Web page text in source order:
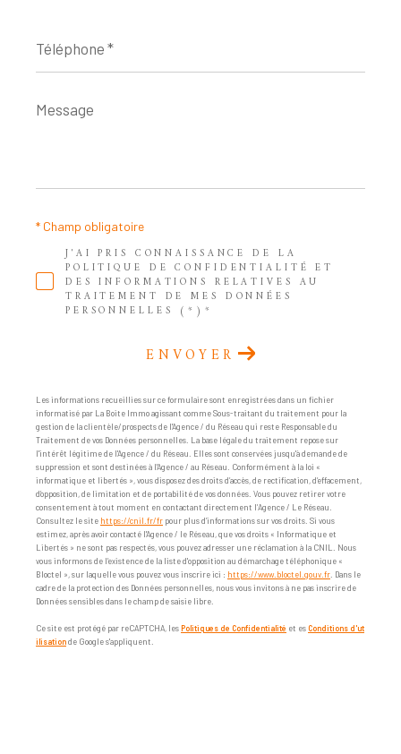
*
Message
*
J'AI PRIS CONNAISSANCE DE LA
POLITIQUE DE CONFIDENTIALITÉ ET
DES INFORMATIONS RELATIVES AU
TRAITEMENT DE MES DONNÉES
PERSONNELLES (*)*
* Champ obligatoire
ENVOYER
Les informations recueillies sur ce formulaire sont enregistrées dans un fichier
informatisé par La Boite Immo agissant comme Sous-traitant du traitement pour la
gestion de la clientèle/prospects de l'Agence / du Réseau qui reste Responsable du
Traitement de vos Données personnelles. La base légale du traitement repose sur
l'intérêt légitime de l'Agence / du Réseau. Elles sont conservées jusqu'à demande de
suppression et sont destinées à l'Agence / au Réseau. Conformément à la loi «
informatique et libertés », vous disposez des droits d’accès, de rectification, d’effacement,
d’opposition, de limitation et de portabilité de vos données. Vous pouvez retirer votre
consentement à tout moment en contactant directement l’Agence / Le Réseau.
Consultez le site https://cnil.fr/fr pour plus d’informations sur vos droits. Si vous
estimez, après avoir contacté l'Agence / le Réseau, que vos droits « Informatique et
Libertés » ne sont pas respectés, vous pouvez adresser une réclamation à la CNIL. Nous
vous informons de l’existence de la liste d'opposition au démarchage téléphonique «
Bloctel », sur laquelle vous pouvez vous inscrire ici : https://www.bloctel.gouv.fr . Dans le
cadre de la protection des Données personnelles, nous vous invitons à ne pas inscrire de
Données sensibles dans le champ de saisie libre.
Ce site est protégé par reCAPTCHA, lesPolitiques de Confidentialité et esConditions d'ut
ilisationde Google s'appliquent.